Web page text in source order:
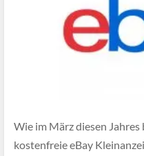
Wie im März diesen
kostenfreie eBay